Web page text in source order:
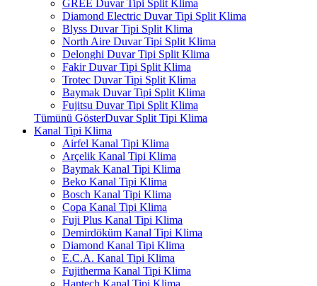
GREE Duvar Tipi Split Klima
Diamond Electric Duvar Tipi Split Klima
Blyss Duvar Tipi Split Klima
North Aire Duvar Tipi Split Klima
Delonghi Duvar Tipi Split Klima
Fakir Duvar Tipi Split Klima
Trotec Duvar Tipi Split Klima
Baymak Duvar Tipi Split Klima
Fujitsu Duvar Tipi Split Klima
Tümünü GösterDuvar Split Tipi Klima
Kanal Tipi Klima
Airfel Kanal Tipi Klima
Arçelik Kanal Tipi Klima
Baymak Kanal Tipi Klima
Beko Kanal Tipi Klima
Bosch Kanal Tipi Klima
Copa Kanal Tipi Klima
Fuji Plus Kanal Tipi Klima
Demirdöküm Kanal Tipi Klima
Diamond Kanal Tipi Klima
E.C.A. Kanal Tipi Klima
Fujitherma Kanal Tipi Klima
Hantech Kanal Tipi Klima